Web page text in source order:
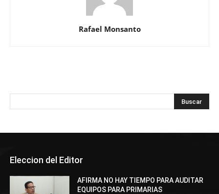
Rafael Monsanto
Eleccion del Editor
AFIRMA NO HAY TIEMPO PARA AUDITAR
EQUIPOS PARA PRIMARIAS